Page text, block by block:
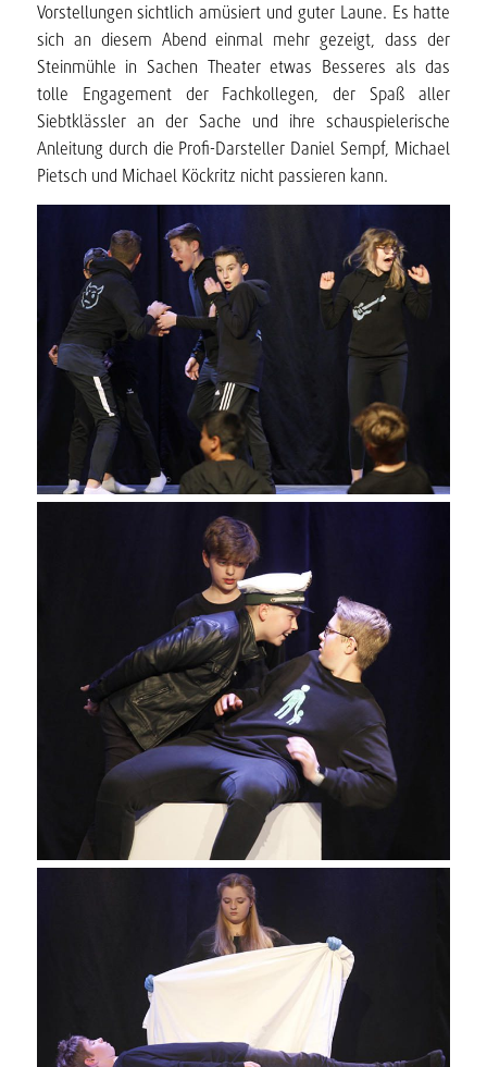
Vorstellungen sichtlich amüsiert und guter Laune. Es hatte
sich an diesem Abend einmal mehr gezeigt, dass der
Steinmühle in Sachen Theater etwas Besseres als das
tolle Engagement der Fachkollegen, der Spaß aller
Siebtklässler an der Sache und ihre schauspielerische
Anleitung durch die Profi-Darsteller Daniel Sempf, Michael
Pietsch und Michael Köckritz nicht passieren kann.